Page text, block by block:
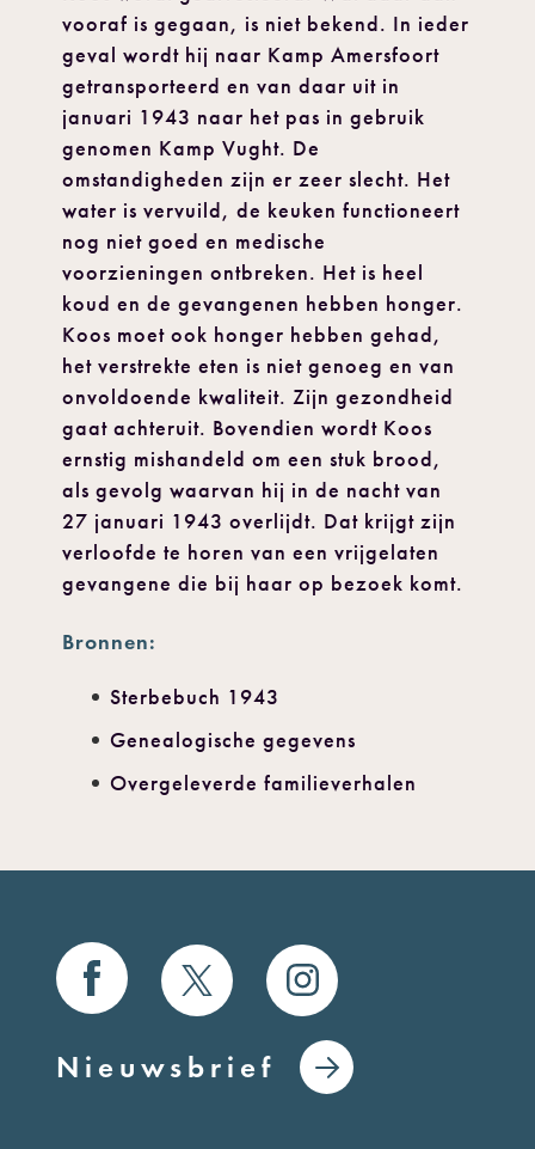
vooraf is gegaan, is niet bekend. In ieder
geval wordt hij naar Kamp Amersfoort
getransporteerd en van daar uit in
januari 1943 naar het pas in gebruik
genomen Kamp Vught. De
omstandigheden zijn er zeer slecht. Het
water is vervuild, de keuken functioneert
nog niet goed en medische
voorzieningen ontbreken. Het is heel
koud en de gevangenen hebben honger.
Koos moet ook honger hebben gehad,
het verstrekte eten is niet genoeg en van
onvoldoende kwaliteit. Zijn gezondheid
gaat achteruit. Bovendien wordt Koos
ernstig mishandeld om een stuk brood,
als gevolg waarvan hij in de nacht van
27 januari 1943 overlijdt. Dat krijgt zijn
verloofde te horen van een vrijgelaten
gevangene die bij haar op bezoek komt.
Bronnen:
Sterbebuch 1943
Genealogische gegevens
Overgeleverde familieverhalen
Nieuwsbrief